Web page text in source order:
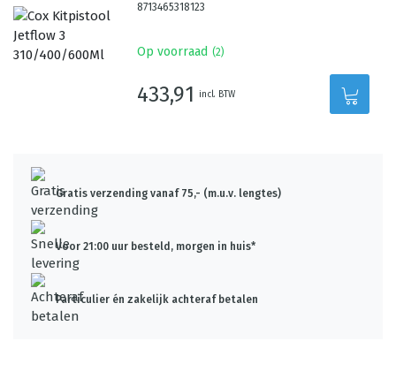
8713465318123
Op voorraad (2)
433,91 incl. BTW
Gratis verzending vanaf 75,- (m.u.v. lengtes)
Voor 21:00 uur besteld, morgen in huis*
Particulier én zakelijk achteraf betalen